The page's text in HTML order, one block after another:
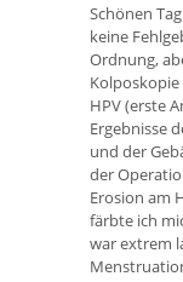
Schönen
keine
Ordnung,
Kolposkopie
HPV (erste
Ergebnisse
und der
der
Erosion am
färbte ich
war extrem